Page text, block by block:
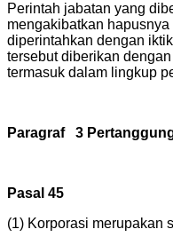
Perintah jabatan yang
mengakibatkan
diperintahkan dengan
tersebut diberikan
termasuk dalam lingkup
Paragraf 3
Pasal 45
(1) Korporasi merupakan